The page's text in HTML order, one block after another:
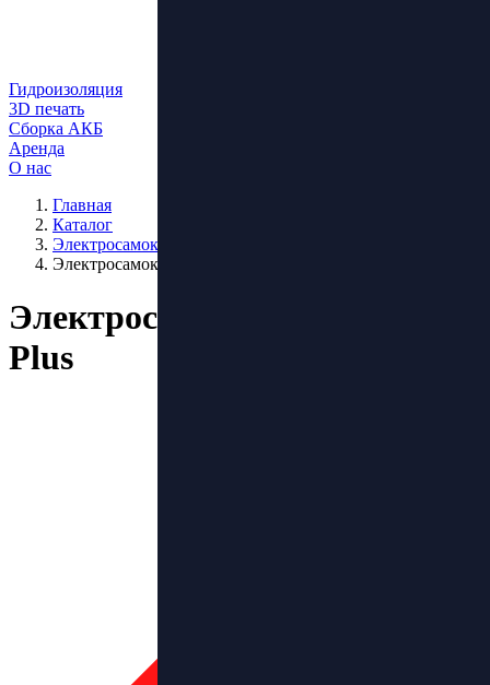
Гидроизоляция
3D печать
Сборка АКБ
Аренда
О нас
Главная
Каталог
Электросамокаты
Электросамокат Wolong M4 Plus
Электросамокат Wolong M4
Plus